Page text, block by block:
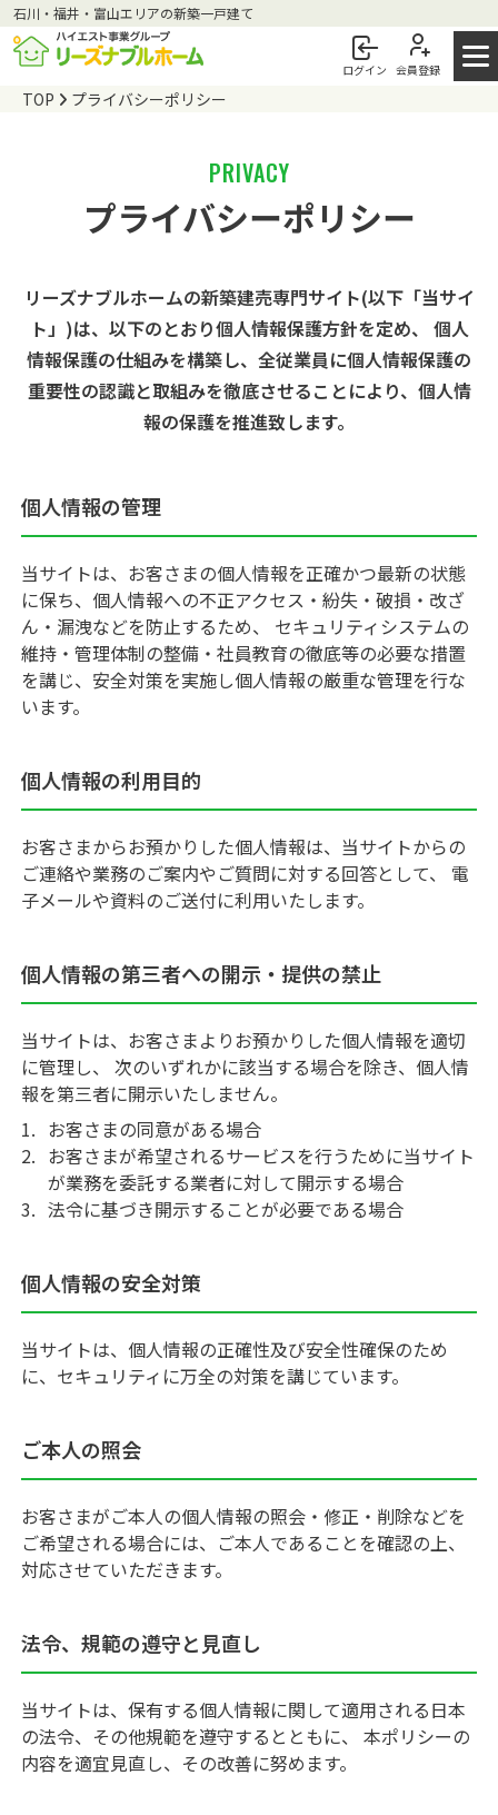
石川・福井・富山エリアの新築⼀⼾建て
ログイン 会員登録
TOP プライバシーポリシー
PRIVACY
プライバシーポリシー
リーズナブルホームの新築建売専門サイト(以下「当サイ
ト」)は、以下のとおり個人情報保護方針を定め、 個人
情報保護の仕組みを構築し、全従業員に個人情報保護の
重要性の認識と取組みを徹底させることにより、個人情
報の保護を推進致します。
個人情報の管理
当サイトは、お客さまの個人情報を正確かつ最新の状態
に保ち、個人情報への不正アクセス・紛失・破損・改ざ
ん・漏洩などを防止するため、 セキュリティシステムの
維持・管理体制の整備・社員教育の徹底等の必要な措置
を講じ、安全対策を実施し個人情報の厳重な管理を行な
います。
個人情報の利用目的
お客さまからお預かりした個人情報は、当サイトからの
ご連絡や業務のご案内やご質問に対する回答として、 電
子メールや資料のご送付に利用いたします。
個人情報の第三者への開示・提供の禁止
当サイトは、お客さまよりお預かりした個人情報を適切
に管理し、 次のいずれかに該当する場合を除き、個人情
報を第三者に開示いたしません。
1. お客さまの同意がある場合
2. お客さまが希望されるサービスを行うために当サイト
が業務を委託する業者に対して開示する場合
3. 法令に基づき開示することが必要である場合
個人情報の安全対策
当サイトは、個人情報の正確性及び安全性確保のため
に、セキュリティに万全の対策を講じています。
ご本人の照会
お客さまがご本人の個人情報の照会・修正・削除などを
ご希望される場合には、ご本人であることを確認の上、
対応させていただきます。
法令、規範の遵守と見直し
当サイトは、保有する個人情報に関して適用される日本
の法令、その他規範を遵守するとともに、 本ポリシーの
内容を適宜見直し、その改善に努めます。